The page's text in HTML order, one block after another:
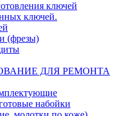
ключей
ключей.
(фрезы)
ДЛЯ РЕМОНТА
набойки